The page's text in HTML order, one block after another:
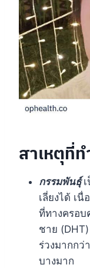
สาเหตุที่ท
กรรมพันธุ์
เลี่ยงได้ เ
ที่ทางครอบ
ชาย
ร่วงมากก
บางมาก